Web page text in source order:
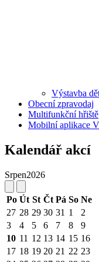
Výstavba
Obecní zpravodaj
Multifunkční hřiště
Mobilní aplikace
Kalendář akcí
Srpen2026
Po Út St Čt Pá So Ne
27 28 29 30 31 1
2
3
4 5 6 7 8
9
10 11 12 13 14 15 16
17 18 19 20 21 22 23